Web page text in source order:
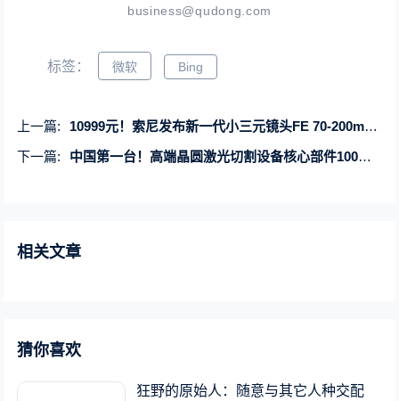
business@qudong.com
标签： 微软 Bing
上一篇:
10999元！索尼发布新一代小三元镜头FE 70-200mm F4 Macro G OSS II
下一篇:
中国第一台！高端晶圆激光切割设备核心部件100%国产化
相关文章
猜你喜欢
狂野的原始人：随意与其它人种交配